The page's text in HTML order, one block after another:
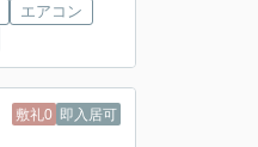
エアコン
敷礼0 即入居可